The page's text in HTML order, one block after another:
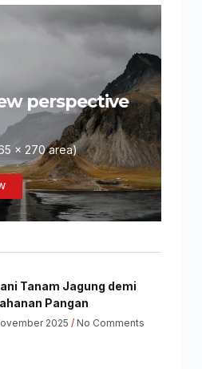
perspective
x 270 area)
Tanam Jagung demi
Pangan
2025 No Comments